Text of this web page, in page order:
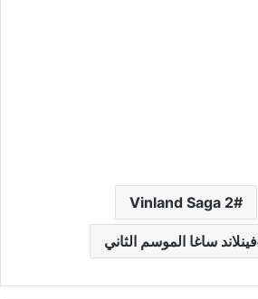
Vinland Saga 2
فينلاند ساغا الموسم الثاني